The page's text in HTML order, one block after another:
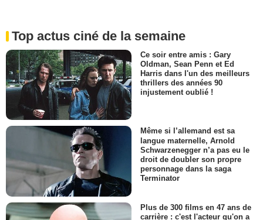
Top actus ciné de la semaine
Ce soir entre amis : Gary
Oldman, Sean Penn et Ed
Harris dans l'un des meilleurs
thrillers des années 90
injustement oublié !
Même si l’allemand est sa
langue maternelle, Arnold
Schwarzenegger n’a pas eu le
droit de doubler son propre
personnage dans la saga
Terminator
Plus de 300 films en 47 ans de
carrière : c'est l'acteur qu'on a